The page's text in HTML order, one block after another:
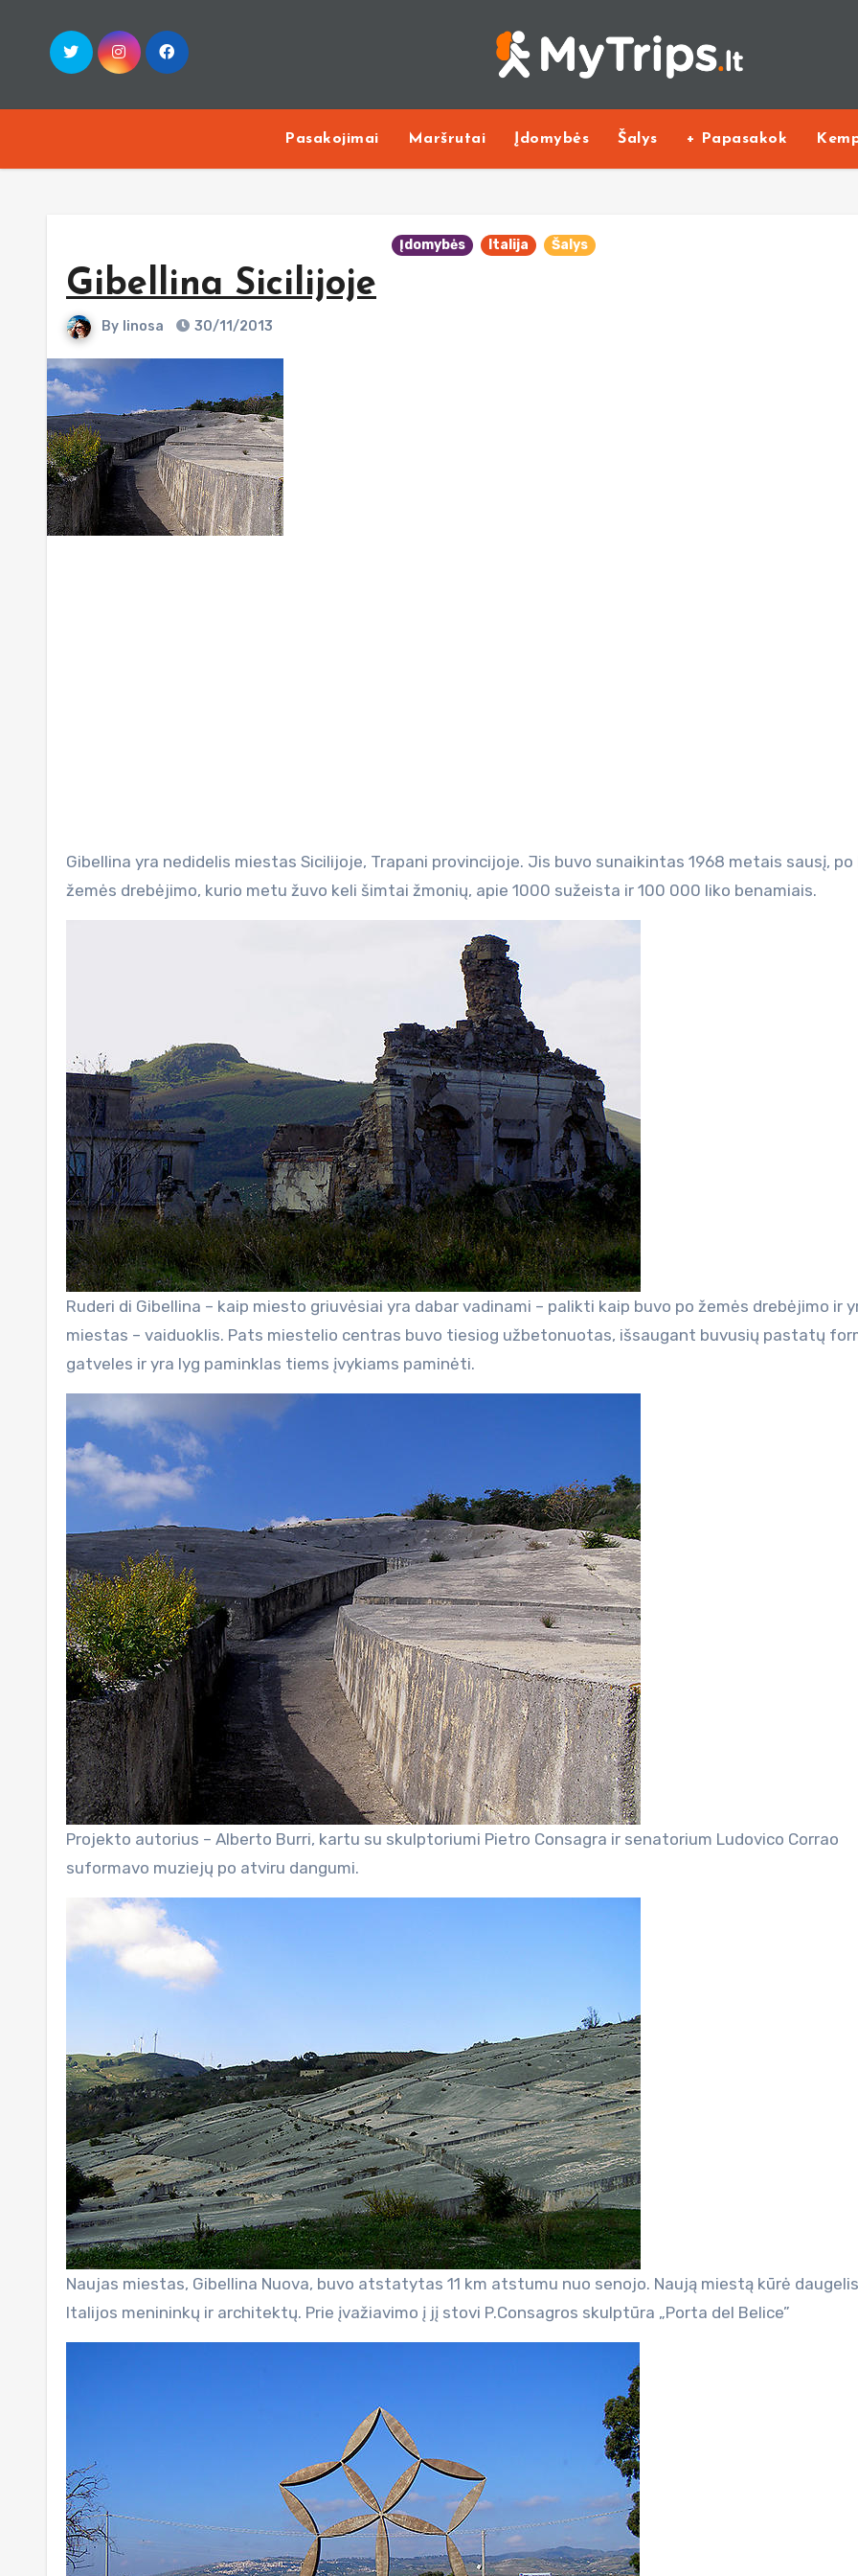
content
Pasakojimai Maršrutai Įdomybės Šalys + Papasakok
Įdomybės Italija Šalys
Gibellina Sicilijoje
By linosa 30/11/2013
Gibellina yra nedidelis miestas Sicilijoje, Trapani provincijoje. Jis buvo sunaikintas 1968 metais sausį, po Belice
žemės drebėjimo, kurio metu žuvo keli šimtai žmonių, apie 1000 sužeista ir 100 000 liko benamiais.
Ruderi di Gibellina – kaip miesto griuvėsiai yra dabar vadinami – palikti kaip buvo po žemės drebėjimo ir
miestas – vaiduoklis. Pats miestelio centras buvo tiesiog užbetonuotas, išsaugant buvusių pastatų
gatveles ir yra lyg paminklas tiems įvykiams paminėti.
Projekto autorius – Alberto Burri, kartu su skulptoriumi Pietro Consagra ir senatorium Ludovico Corrao
suformavo muziejų po atviru dangumi.
Naujas miestas, Gibellina Nuova, buvo atstatytas 11 km atstumu nuo senojo. Naują miestą kūrė
Italijos menininkų ir architektų. Prie įvažiavimo į jį stovi P.Consagros skulptūra „Porta del Belice”